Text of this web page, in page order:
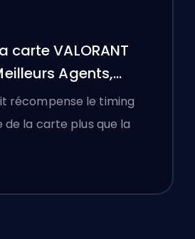
carte VALORANT
Agents,
récompense le timing
la carte plus que la